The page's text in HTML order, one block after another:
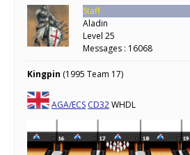
Staff
Aladin
Level 25
Messages : 16068
Kingpin (1995 Team 17)
AGA/ECS CD32WHDL